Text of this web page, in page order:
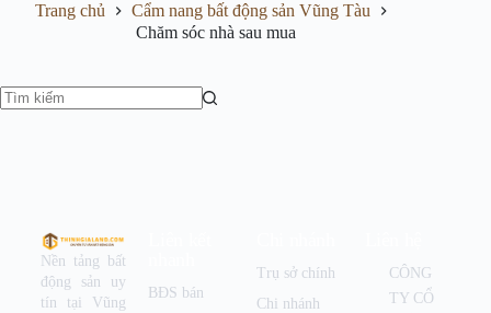
Trang chủ
Cẩm nang bất động sản Vũng Tàu
Chăm sóc nhà sau mua
Nền tảng bất
động sản uy
tín tại Vũng
BĐS bán
Trụ sở chính
Chi nhánh
CÔNG
TY CỔ